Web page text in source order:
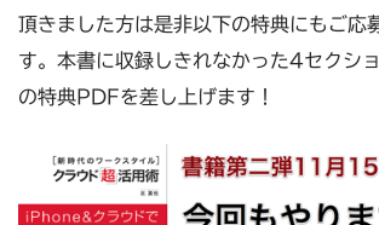
頂きました方は是非以下の特典にもご応
す。本書に収録しきれなかった4セクシ
の特典PDFを差し上げます！